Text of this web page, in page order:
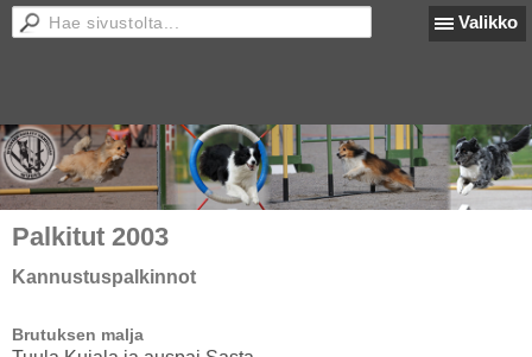
Valikko
Palkitut 2003
Kannustuspalkinnot
Brutuksen malja